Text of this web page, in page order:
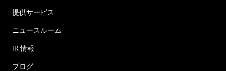
提供サービス
ニュースルーム
IR 情報
ブログ